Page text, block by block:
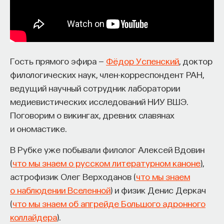
Гость прямого эфира — Фёдор Успенский, доктор
филологических наук, член-корреспондент РАН,
ведущий научный сотрудник лаборатории
медиевистических исследований НИУ ВШЭ.
Поговорим о викингах, древних славянах
и ономастике.
В Рубке уже побывали филолог Алексей Вдовин
(что мы знаем о русском литературном каноне),
астрофизик Олег Верходанов (что мы знаем
о наблюдении Вселенной) и физик Денис Деркач
(что мы знаем об апгрейде Большого адронного
коллайдера).
Слушатели курса убедятся в том, что
занимательных головоломок, но и набор
инструментов, жизненно необходимых для
современного человека.
Пройдя этот курс, вы:
— Овладеете ключевыми для независимого
воспринимать информацию и логично
и аргументированно доказывать свою точку
зрения.
— Узнаете, как философия отвечает
на основополагающие вопросы человечества: что